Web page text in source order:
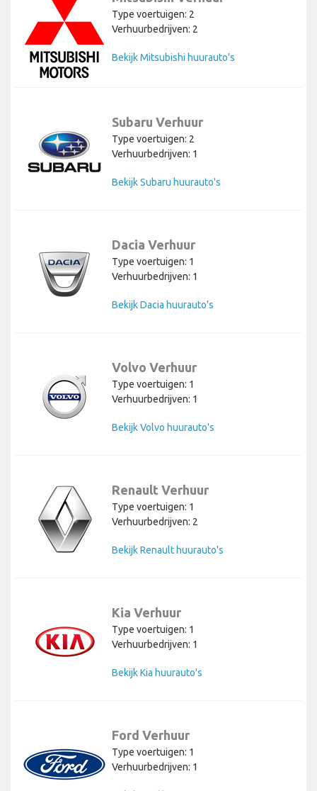
Type voertuigen: 2
Verhuurbedrijven: 2
Bekijk Mitsubishi huurauto's
Subaru Verhuur
Type voertuigen: 2
Verhuurbedrijven: 1
Bekijk Subaru huurauto's
Dacia Verhuur
Type voertuigen: 1
Verhuurbedrijven: 1
Bekijk Dacia huurauto's
Volvo Verhuur
Type voertuigen: 1
Verhuurbedrijven: 1
Bekijk Volvo huurauto's
Renault Verhuur
Type voertuigen: 1
Verhuurbedrijven: 2
Bekijk Renault huurauto's
Kia Verhuur
Type voertuigen: 1
Verhuurbedrijven: 1
Bekijk Kia huurauto's
Ford Verhuur
Type voertuigen: 1
Verhuurbedrijven: 1